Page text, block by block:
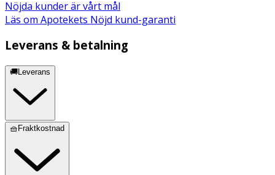
Nöjda kunder är vårt mål
Läs om Apotekets Nöjd kund-garanti
Leverans & betalning
🚚Leverans
🧺Fraktkostnad